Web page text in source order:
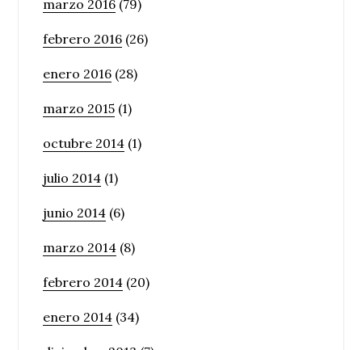
marzo 2016 (79)
febrero 2016 (26)
enero 2016 (28)
marzo 2015 (1)
octubre 2014 (1)
julio 2014 (1)
junio 2014 (6)
marzo 2014 (8)
febrero 2014 (20)
enero 2014 (34)